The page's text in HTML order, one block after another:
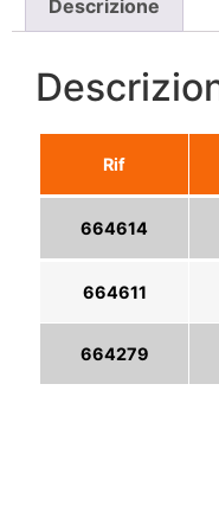
Descrizione
Rif
664614
664611
664279